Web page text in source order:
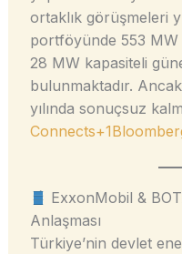
ortaklık görüşmeleri
portföyünde 553
28 MW kapasiteli
bulunmaktadır.
yılında sonuçsuz
ExxonMobil &
Anlaşması
Türkiye’nin devlet